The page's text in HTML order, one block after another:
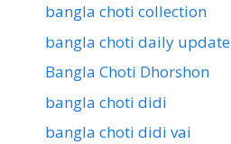
bangla choti collection
bangla choti daily update
Bangla Choti Dhorshon
bangla choti didi
bangla choti didi vai